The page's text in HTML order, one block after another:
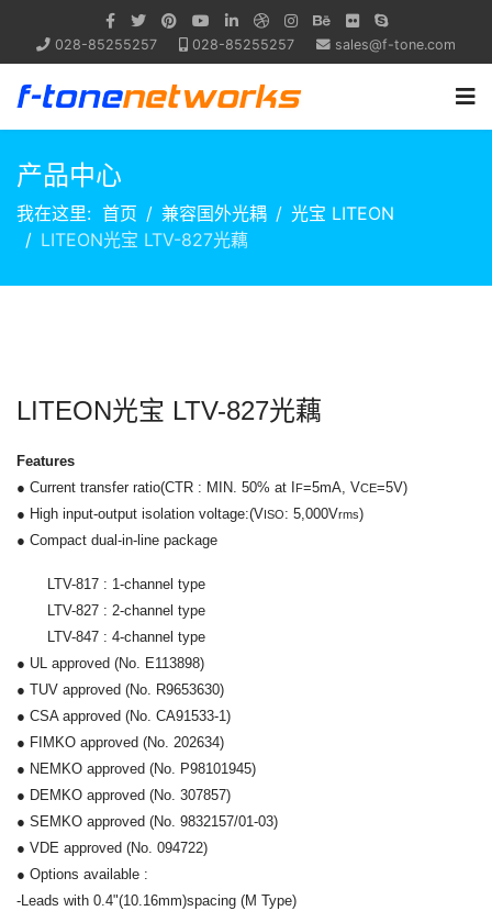
028-85255257 028-85255257 sales@f-tone.com
产品中心
我在这里: 首页 兼容国外光耦
光宝 LITEON
LITEON光宝 LTV-827光藕
LITEON光宝 LTV-827光藕
Features
● Current transfer ratio(CTR : MIN. 50% at I F=5mA, VCE=5V)
● High input-output isolation voltage:(VISO: 5,000Vrms)
● Compact dual-in-line package
LTV-817 : 1-channel type
LTV-827 : 2-channel type
LTV-847 : 4-channel type
● UL approved (No. E113898)
● TUV approved (No. R9653630)
● CSA approved (No. CA91533-1)
● FIMKO approved (No. 202634)
● NEMKO approved (No. P98101945)
● DEMKO approved (No. 307857)
● SEMKO approved (No. 9832157/01-03)
● VDE approved (No. 094722)
● Options available :
-Leads with 0.4"(10.16mm)spacing (M Type)